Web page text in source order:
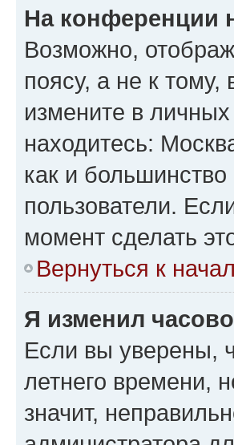
На конференции
Возможно,
поясу, а не к
измените в
находитесь:
как и большинство
пользователи.
момент сделать
Вернуться к
Я изменил
Если вы уверены,
летнего времени,
значит,